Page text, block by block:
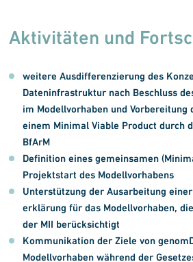
Aktivitäten und
weitere Ausdifferenzierung des
Dateninfrastruktur nach Beschluss
im Modellvorhaben und Vorbereitung
einem Minimal Viable Product durch
BfArM
Definition eines gemeinsamen
Projektstart des Modellvorhabens
Unterstützung der Ausarbeitung
erklärung für das Modellvorhaben,
der MII berücksichtigt
Kommunikation der Ziele von
Modellvorhaben während der